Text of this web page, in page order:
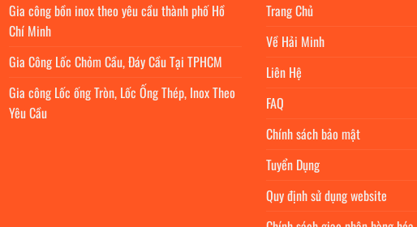
Gia công bồn inox theo yêu cầu thành phố Hồ
Chí Minh
Gia Công Lốc Chỏm Cầu, Đáy Cầu Tại TPHCM
Gia công Lốc ống Tròn, Lốc Ống Thép, Inox Theo
Yêu Cầu
Trang Chủ
Về Hải Minh
Liên Hệ
FAQ
Chính sách bảo mật
Tuyển Dụng
Quy định sử dụng website